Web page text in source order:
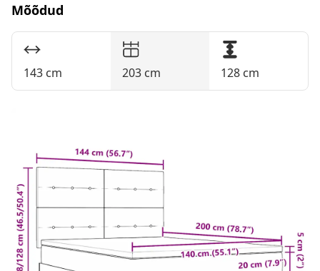
Mõõdud
143 cm 203 cm 128 cm